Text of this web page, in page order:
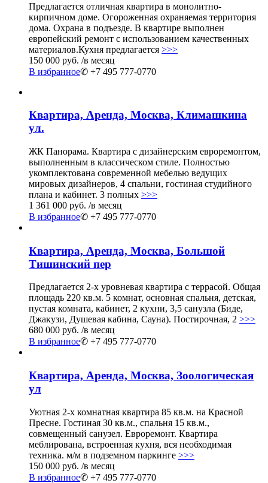
Предлагается отличная квартира в монолитно-
кирпичном доме. Огороженная охраняемая территория
дома. Охрана в подъезде. В квартире выполнен
европейский ремонт с использованием качественных
материалов.Кухня предлагается >>>
150 000 руб. /в месяц
В избранное✆ +7 495 777-0770
Квартира, Аренда, Москва, Климашкина
ул.
ЖК Панорама. Квартира с дизайнерским евроремонтом,
выполненным в классическом стиле. Полностью
укомплектована современной мебелью ведущих
мировых дизайнеров, 4 спальни, гостиная студийного
плана и кабинет. 3 полных >>>
1 361 000 руб. /в месяц
В избранное✆ +7 495 777-0770
Квартира, Аренда, Москва, Большой
Тишинский пер
Предлагается 2-х уровневая квартира с террасой. Общая
площадь 220 кв.м. 5 комнат, основная спальня, детская,
пустая комната, кабинет, 2 кухни, 3,5 санузла (Биде,
Джакузи, Душевая кабина, Сауна). Постирочная, 2 >>>
680 000 руб. /в месяц
В избранное✆ +7 495 777-0770
Квартира, Аренда, Москва, Зоологическая
ул
Уютная 2-х комнатная квартира 85 кв.м. на Красной
Пресне. Гостиная 30 кв.м., спальня 15 кв.м.,
совмещенный санузел. Евроремонт. Квартира
меблирована, встроенная кухня, вся необходимая
техника. м/м в подземном паркинге >>>
150 000 руб. /в месяц
В избранное✆ +7 495 777-0770